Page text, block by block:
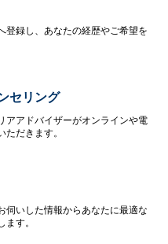
登録し、あなたの経歴やご希望を
セリング
アアドバイザーがオンラインや電
ただきます。
伺いした情報からあなたに最適な
ます。